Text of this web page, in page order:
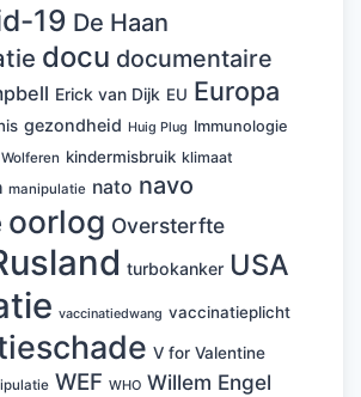
19 De Haan
docu documentaire
Erick van Dijk EU Europa
gezondheid Huig Plug Immunologie
kindermisbruik klimaat
manipulatie nato navo
oorlog Oversterfte
turbokanker USA
vaccinatiedwang vaccinatieplicht
V for Valentine
WEF WHO Willem Engel